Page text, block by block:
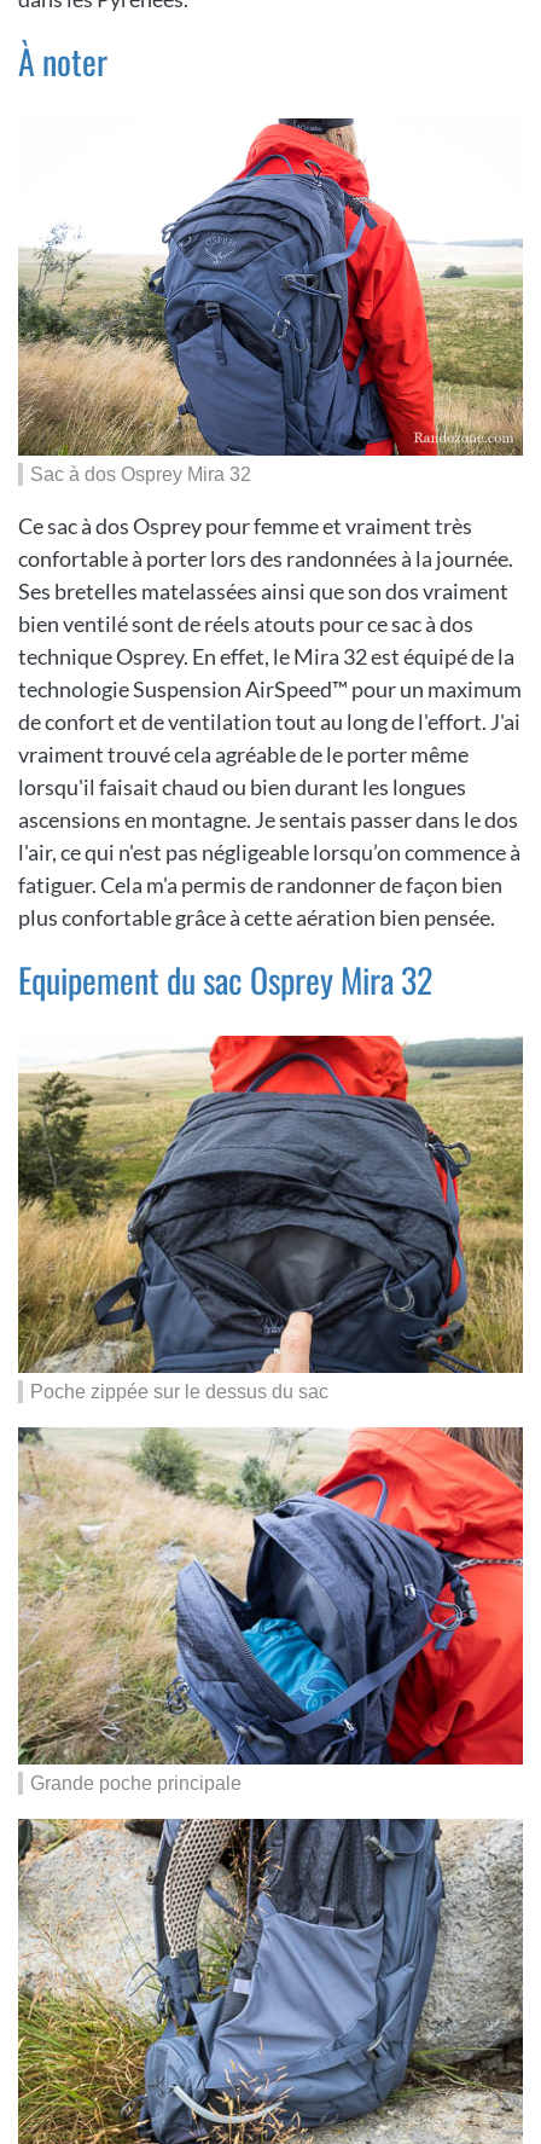
À noter
Sac à dos Osprey Mira 32
Ce sac à dos Osprey pour femme et vraiment très
confortable à porter lors des randonnées à la journée.
Ses bretelles matelassées ainsi que son dos vraiment
bien ventilé sont de réels atouts pour ce sac à dos
technique Osprey. En effet, le Mira 32 est équipé de la
technologie Suspension AirSpeed™ pour un maximum
de confort et de ventilation tout au long de l'effort. J'ai
vraiment trouvé cela agréable de le porter même
lorsqu'il faisait chaud ou bien durant les longues
ascensions en montagne. Je sentais passer dans le dos
l'air, ce qui n'est pas négligeable lorsqu’on commence à
fatiguer. Cela m'a permis de randonner de façon bien
plus confortable grâce à cette aération bien pensée.
Equipement du sac Osprey Mira 32
Poche zippée sur le dessus du sac
Grande poche principale